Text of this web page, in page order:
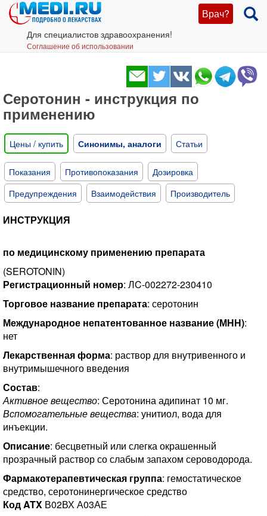
Врач?
Для специалистов здравоохранения!
Соглашение об использовании
Серотонин - инструкция по
применению
Цены / купить Синонимы, аналоги Статьи
Показания Противопоказания
Дозировка
Предупреждения
Взаимодействия Производитель
ИНСТРУКЦИЯ
по медицинскому применению препарата
(SEROTONIN)
Регистрационный номер: ЛC-002272-230410
Торговое название препарата: серотонин
Международное непатентованное название (МНН):
нет
Лекарственная форма: раствор для внутривенного и
внутримышечного введения
Состав:
Активное вещество: Серотонина адипинат 10 мг.
Вспомогательные вещества: унитиол, вода для
инъекции.
Описание: бесцветный или слегка окрашенный
прозрачный раствор со слабым запахом сероводорода.
Фармакотерапевтическая группа: гемостатическое
средство, серотонинергическое средство
Код ATX В02ВХ А03АЕ